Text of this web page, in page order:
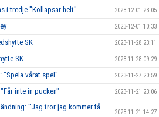
i tredje "Kollapsar helt" 2023-12-01 23:05
2023-12-01 10:33
SK 2023-11-28 23:11
SK 2023-11-28 09:29
"Spela vårat spel" 2023-11-27 20:59
inte in pucken" 2023-11-21 23:06
"Jag tror jag kommer få
2023-11-21 14:27